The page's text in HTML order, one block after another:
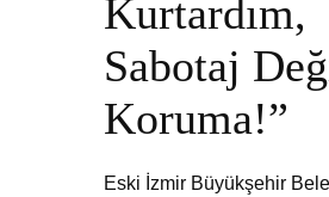
Kurtardım,
Sabotaj
Koruma!”
Eski İzmir Büyükşehir